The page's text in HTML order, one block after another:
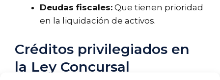
Deudas fiscales: Que tienen prioridad
en la liquidación de activos.
Créditos privilegiados en
la Ley Concursal